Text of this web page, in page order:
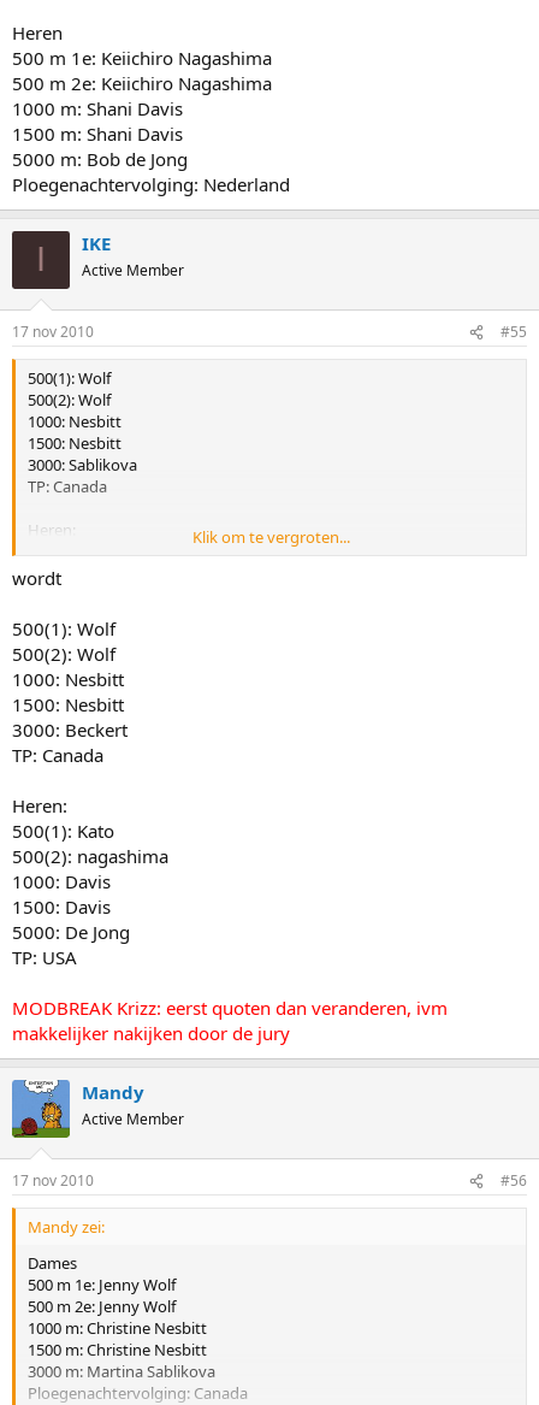
Heren
500 m 1e: Keiichiro Nagashima
500 m 2e: Keiichiro Nagashima
1000 m: Shani Davis
1500 m: Shani Davis
5000 m: Bob de Jong
Ploegenachtervolging: Nederland
I IKE
Active Member
17 nov 2010 #55
500(1): Wolf
500(2): Wolf
1000: Nesbitt
1500: Nesbitt
3000: Sablikova
TP: Canada
Heren:
500(1): Kato
500(2): nagashima
5000: De Jong
TP: Nederland
Klik om te vergroten...
wordt
500(1): Wolf
500(2): Wolf
1000: Nesbitt
1500: Nesbitt
3000: Beckert
TP: Canada
Heren:
500(1): Kato
500(2): nagashima
1000: Davis
1500: Davis
5000: De Jong
TP: USA
MODBREAK Krizz: eerst quoten dan veranderen, ivm
makkelijker nakijken door de jury
Mandy
Active Member
17 nov 2010 #56
Mandy zei:
Dames
500 m 1e: Jenny Wolf
500 m 2e: Jenny Wolf
1000 m: Christine Nesbitt
1500 m: Christine Nesbitt
3000 m: Martina Sablikova
Ploegenachtervolging: Canada